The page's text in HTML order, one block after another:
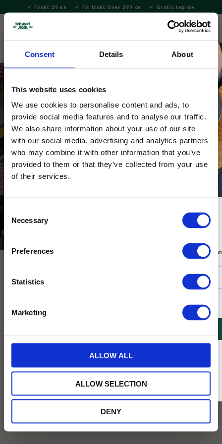
Consent Details About
This website uses cookies
We use cookies to personalise content and ads, to
provide social media features and to analyse our traffic.
We also share information about your use of our site
with our social media, advertising and analytics partners
who may combine it with other information that you’ve
provided to them or that they’ve collected from your use
of their services.
Selection
Necessary
Preferences
Statistics
Marketing
ALLOW ALL
ALLOW SELECTION
DENY
Meny
Frakt 39 KR Fri frakt över 399 KR Gratis teprov
Shortbread & Söta kakor
Blomsterhav Oat Biscuits
traditionella, doppade i mjölkchoklad
279KR
Victorian Floral Plåtburk Kakor
Med Salt Karamell 150g
som ger precis rätt balans mellan sött
med vackert blommigt mönster.
199KR
Få 10% rabatt på ditt första köp på nätet och ta del av erbjudanden året
* Rabatten gäller endast online på Tehusetjava.se. Rabatten fungerar endast på